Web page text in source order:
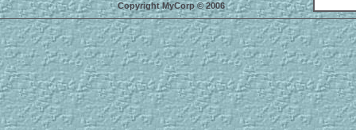
Copyright MyCorp © 2006